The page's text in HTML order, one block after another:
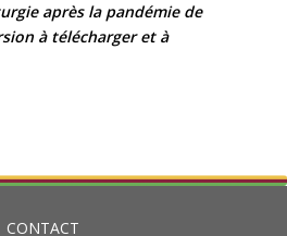
après la pandémie de
à télécharger et à
CONTACT